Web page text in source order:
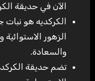
الآن في حديقة
الكركديه هو
الزهور
والسعادة.
تضم حديقة